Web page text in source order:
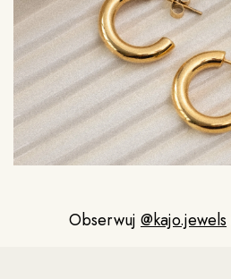
Obserwuj @kajo.jewels